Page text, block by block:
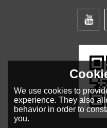
We use cookies to
experience. They also
behavior in order to
you.